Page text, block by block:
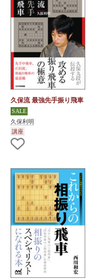
久保流 最強先手振り飛車
久保利明
講座